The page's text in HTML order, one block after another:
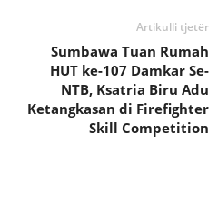
Artikulli tjetër
Sumbawa Tuan Rumah
HUT ke-107 Damkar Se-
NTB, Ksatria Biru Adu
Ketangkasan di Firefighter
Skill Competition